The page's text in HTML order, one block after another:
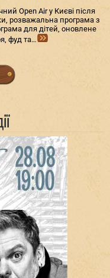
Open Air у Києві після
розважальна програма з
для дітей, оновлене
фуд та…